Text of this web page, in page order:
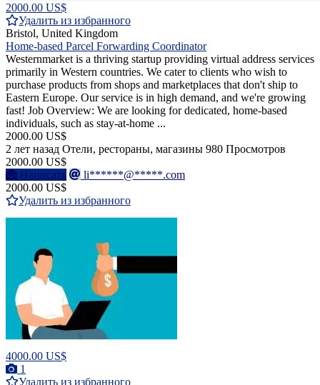
2000.00 US$
Удалить из избранного
Bristol, United Kingdom
Home-based Parcel Forwarding Coordinator
Westernmarket is a thriving startup providing virtual address services
primarily in Western countries. We cater to clients who wish to
purchase products from shops and marketplaces that don't ship to
Eastern Europe. Our service is in high demand, and we're growing
fast! Job Overview: We are looking for dedicated, home-based
individuals, such as stay-at-home ...
2000.00 US$
2 лет назад Отели, рестораны, магазины 980 Просмотров
2000.00 US$
Написать
li******@*****.com
2000.00 US$
Удалить из избранного
4000.00 US$
1
Удалить из избранного